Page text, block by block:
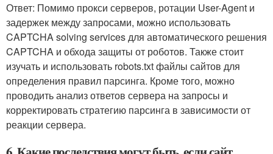
Ответ: Помимо прокси серверов, ротации User-Agent и
задержек между запросами, можно использовать
CAPTCHA solving services для автоматического решения
CAPTCHA и обхода защиты от роботов. Также стоит
изучать и использовать robots.txt файлы сайтов для
определения правил парсинга. Кроме того, можно
проводить анализ ответов сервера на запросы и
корректировать стратегию парсинга в зависимости от
реакции сервера.